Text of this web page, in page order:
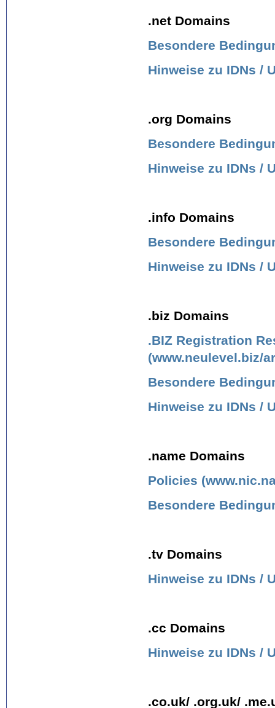
.net Domains
Besondere
Hinweise zu IDNs /
.org Domains
Besondere
Hinweise zu IDNs /
.info Domains
Besondere
Hinweise zu IDNs /
.biz Domains
.BIZ Registration
(www.neulevel.biz/
Besondere
Hinweise zu IDNs /
.name Domains
Policies
Besondere
.tv Domains
Hinweise zu IDNs /
.cc Domains
Hinweise zu IDNs /
.co.uk/ .org.uk/